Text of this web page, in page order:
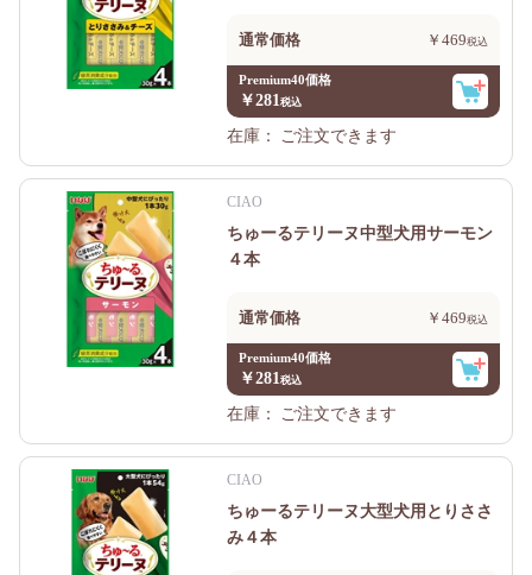
通常価格 ￥469
Premium40価格
￥281
在庫：
ご注文できます
CIAO
ちゅーるテリーヌ中型犬用サーモン
４本
通常価格 ￥469
Premium40価格
￥281
在庫：
ご注文できます
CIAO
ちゅーるテリーヌ大型犬用とりささ
み４本